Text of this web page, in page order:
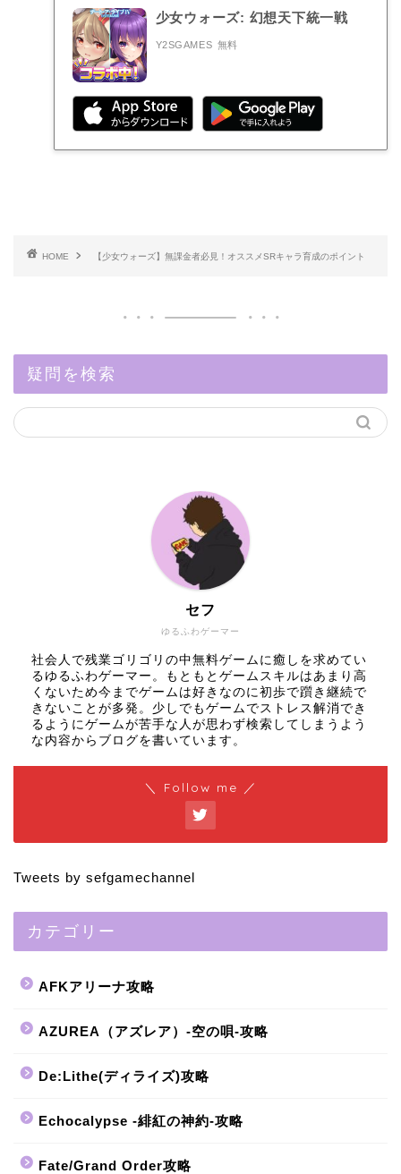
少女ウォーズ: 幻想天下統一戦
Y2SGAMES 無料
HOME 【少女ウォーズ】無課金者必見！オススメSRキャラ育成のポイント
疑問を検索
ゆるふわゲーマー
セフ
社会人で残業ゴリゴリの中無料ゲームに癒しを求めてい
るゆるふわゲーマー。もともとゲームスキルはあまり高
くないため今までゲームは好きなのに初歩で躓き継続で
きないことが多発。少しでもゲームでストレス解消でき
るようにゲームが苦手な人が思わず検索してしまうよう
な内容からブログを書いています。
＼ Follow me ／
Tweets by sefgamechannel
カテゴリー
AFKアリーナ攻略
AZUREA（アズレア）-空の唄-攻略
De:Lithe(ディライズ)攻略
Echocalypse -緋紅の神約-攻略
Fate/Grand Order攻略